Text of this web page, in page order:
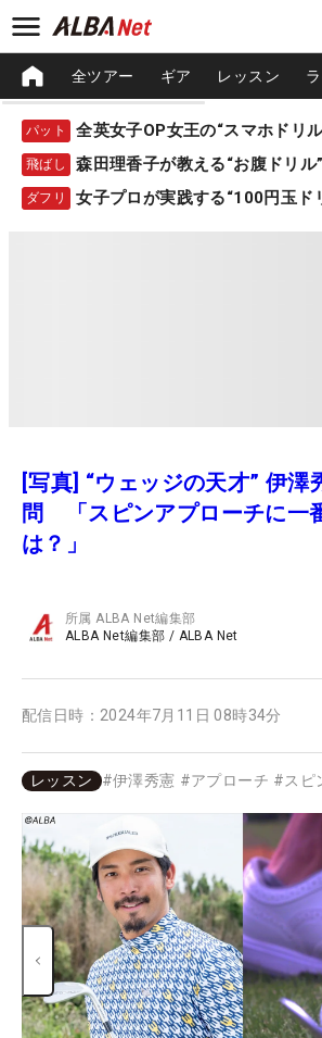
全ツアー ギア レッスン
パット 全英女子OP女王の“スマホドリ
飛ばし 森田理香子が教える“お腹ドリル”
ダフリ 女子プロが実践する“100円玉ド
[写真] “ウェッジの天才” 伊澤
問 「スピンアプローチに一
は？」
所属ALBA Net編集部
ALBA Net編集部 / ALBA Net
配信日時： 2024年7月11日 08時34分
レッスン #伊澤秀憲 #アプローチ #スピ